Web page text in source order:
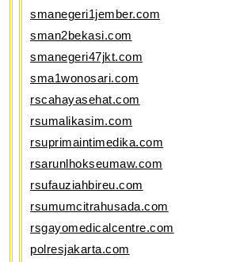
smanegeri1jember.com
sman2bekasi.com
smanegeri47jkt.com
sma1wonosari.com
rscahayasehat.com
rsumalikasim.com
rsuprimaintimedika.com
rsarunlhokseumaw.com
rsufauziahbireu.com
rsumumcitrahusada.com
rsgayomedicalcentre.com
polresjakarta.com